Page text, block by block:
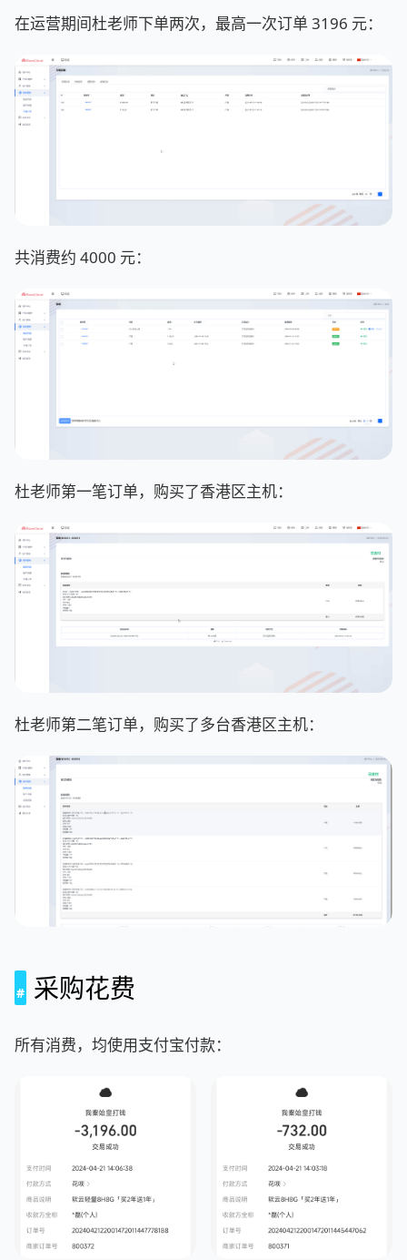
在运营期间杜老师下单两次，最高一次订单 3196 元：
共消费约 4000 元：
杜老师第一笔订单，购买了香港区主机：
杜老师第二笔订单，购买了多台香港区主机：
采购花费
所有消费，均使用支付宝付款：